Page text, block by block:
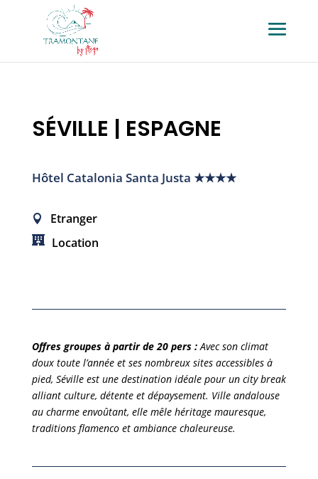
SÉVILLE | ESPAGNE
Hôtel Catalonia Santa Justa ★★★★
Etranger
Location
Offres groupes à partir de 20 pers :Avec son climat
doux toute l’année et ses nombreux sites accessibles à
pied, Séville est une destination idéale pour un city break
alliant culture, détente et dépaysement. Ville andalouse
au charme envoûtant, elle mêle héritage mauresque,
traditions flamenco et ambiance chaleureuse.